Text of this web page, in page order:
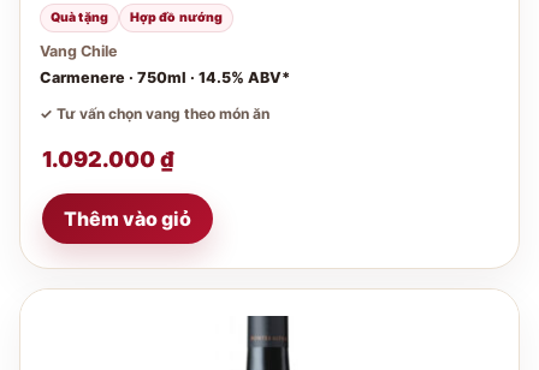
Quà tặng Hợp đồ nướng
Vang Chile
Carmenere · 750ml · 14.5% ABV*
✓ Tư vấn chọn vang theo món ăn
1.092.000₫
Thêm vào giỏ